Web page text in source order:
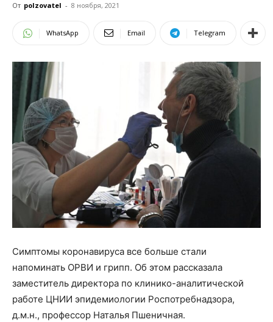
От polzovatel - 8 ноября, 2021
WhatsApp Email Telegram
Симптомы коронавируса все больше стали
напоминать ОРВИ и грипп. Об этом рассказала
заместитель директора по клинико-аналитической
работе ЦНИИ эпидемиологии Роспотребнадзора,
д.м.н., профессор Наталья Пшеничная.